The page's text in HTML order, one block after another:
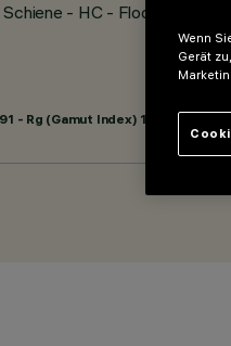
- HC - Flood beam - h
- Rg (Gamut Index) 102
Wenn
Gerät